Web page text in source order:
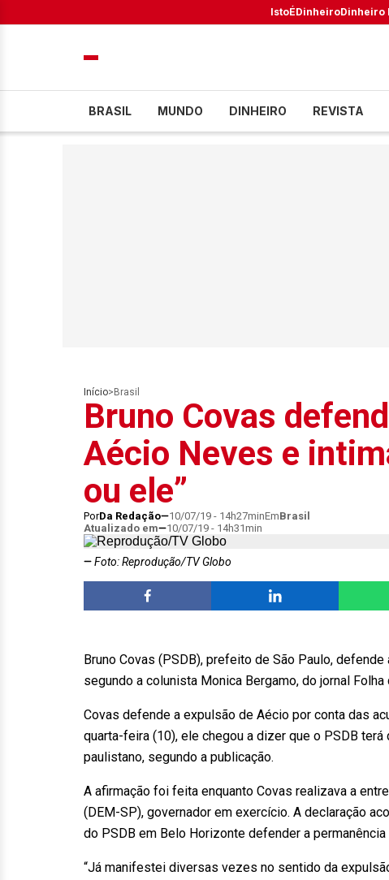
IstoÉDinheiroDinheiro
BRASIL MUNDO DINHEIRO REVISTA
Início> Brasil
Bruno Covas
Aécio Neves e
ou ele”
PorDa Redação 10/07/19 - 14h27minEmBrasil
Atualizado em
10/07/19 - 14h31min
Foto: Reprodução/TV Globo
Bruno Covas (PSDB), prefeito de São Paulo,
segundo a colunista Monica Bergamo, do jornal Folha
Covas defende a expulsão de Aécio por conta das
quarta-feira (10), ele chegou a dizer que o PSDB
paulistano, segundo a publicação.
A afirmação foi feita enquanto Covas realizava a
(DEM-SP), governador em exercício. A declaração
do PSDB em Belo Horizonte defender a permanência
“Já manifestei diversas vezes no sentido da